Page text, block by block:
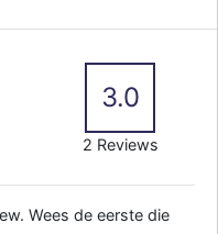
3.0
2 Reviews
Wees de eerste die